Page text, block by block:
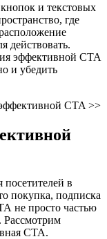
и текстовых
где
действовать.
эффективной СТА
и убедить
CTA >>
в
покупка, подписка
не просто частью
Рассмотрим
СТА.